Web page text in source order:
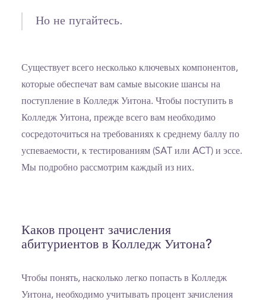
Но не пугайтесь.
Существует всего несколько ключевых компонентов,
которые обеспечат вам самые высокие шансы на
поступление в Колледж Уитона. Чтобы поступить в
Колледж Уитона, прежде всего вам необходимо
сосредоточиться на требованиях к среднему баллу по
успеваемости, к тестированиям (SAT или ACT) и эссе.
Мы подробно рассмотрим каждый из них.
Каков процент зачисления
абитуриентов в Колледж Уитона?
Чтобы понять, насколько легко попасть в Колледж
Уитона, необходимо учитывать процент зачисления